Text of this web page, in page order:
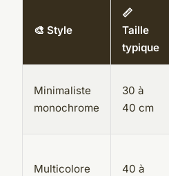
🎨 Style
📏
Taille
typique
Minimaliste
monochrome
30 à
40 cm
Multicolore
40 à